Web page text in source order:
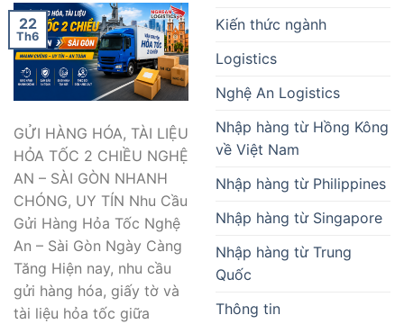
22
Th6
GỬI HÀNG HÓA, TÀI LIỆU
HỎA TỐC 2 CHIỀU NGHỆ
AN – SÀI GÒN NHANH
CHÓNG, UY TÍN Nhu Cầu
Gửi Hàng Hỏa Tốc Nghệ
An – Sài Gòn Ngày Càng
Tăng Hiện nay, nhu cầu
gửi hàng hóa, giấy tờ và
tài liệu hỏa tốc giữa
Kiến thức ngành
Logistics
Nghệ An Logistics
Nhập hàng từ Hồng Kông
về Việt Nam
Nhập hàng từ Philippines
Nhập hàng từ Singapore
Nhập hàng từ Trung
Quốc
Thông tin